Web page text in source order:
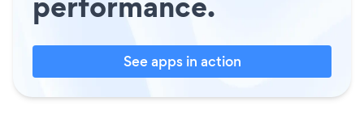
See apps in action